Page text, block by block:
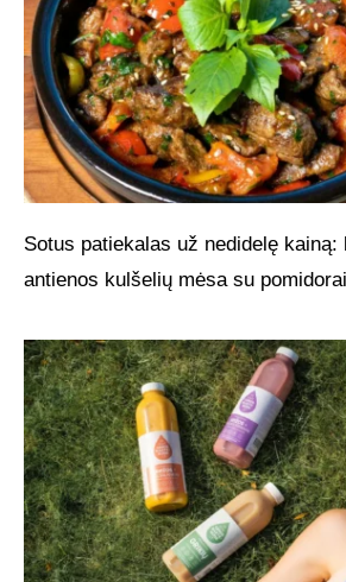
Sotus patiekalas už nedidelę
antienos kulšelių mėsa su